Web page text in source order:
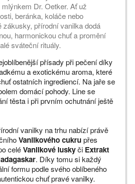
Dr. Oetker. Ať už
beránka, koláče nebo
zákusky, přírodní vanilka dodá
harmonickou chuť a promění
sváteční rituály.
přísady při pečení díky
a exotickému aroma, které
ostatních ingrediencí. Na jaře se
domácí pohody. Line se
těsta i při prvním ochutnání ještě
vanilky na trhu nabízí právě
Vanilkového cukrupřes
celéVanilkové luskyči Extrakt
. Díky tomu si každý
formu podle svého oblíbeného
chuť pravé vanilky.